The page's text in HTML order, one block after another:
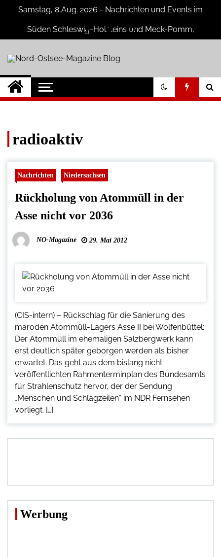
Samstag, 8,Aug. 2026 - Nachrichten und Events im
Süden Schleswig-Holsteins und Meck-Pomm,
Nord-Ostsee-
Magazine Blog
Der Blog der Nord-Ostsee Magazine
radioaktiv
Nachrichten Niedersachsen
Rückholung von Atommüll in der
Asse nicht vor 2036
NO-Magazine 29. Mai 2012
(CIS-intern) – Rückschlag für die Sanierung des
maroden Atommüll-Lagers Asse II bei Wolfenbüttel:
Der Atommüll im ehemaligen Salzbergwerk kann
erst deutlich später geborgen werden als bisher
erwartet. Das geht aus dem bislang nicht
veröffentlichten Rahmenterminplan des Bundesamts
für Strahlenschutz hervor, der der Sendung
„Menschen und Schlagzeilen“ im NDR Fernsehen
vorliegt. […]
Werbung